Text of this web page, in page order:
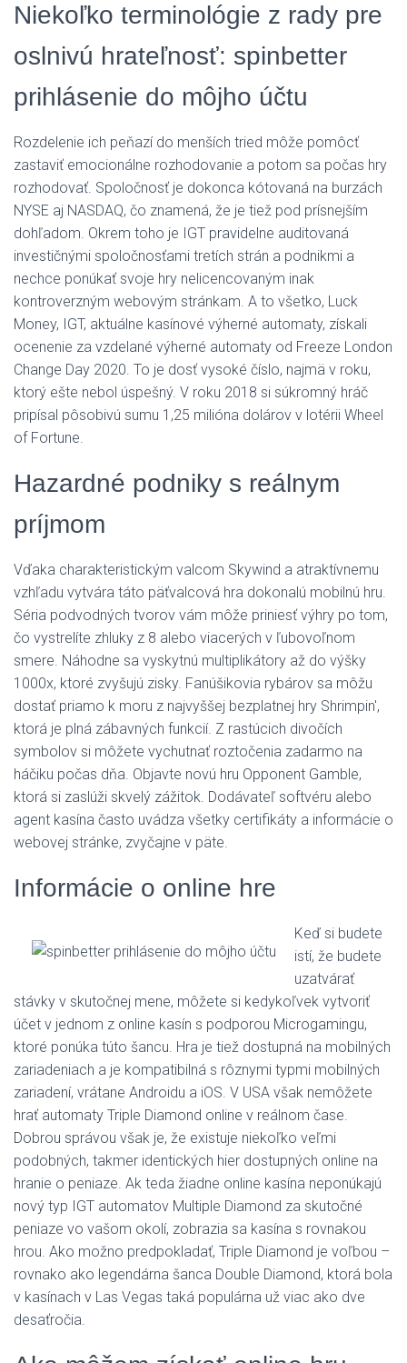
Niekoľko terminológie z rady pre
oslnivú hrateľnosť: spinbetter
prihlásenie do môjho účtu
Rozdelenie ich peňazí do menších tried môže pomôcť
zastaviť emocionálne rozhodovanie a potom sa počas hry
rozhodovať. Spoločnosť je dokonca kótovaná na burzách
NYSE aj NASDAQ, čo znamená, že je tiež pod prísnejším
dohľadom. Okrem toho je IGT pravidelne auditovaná
investičnými spoločnosťami tretích strán a podnikmi a
nechce ponúkať svoje hry nelicencovaným inak
kontroverzným webovým stránkam. A to všetko, Luck
Money, IGT, aktuálne kasínové výherné automaty, získali
ocenenie za vzdelané výherné automaty od Freeze London
Change Day 2020. To je dosť vysoké číslo, najmä v roku,
ktorý ešte nebol úspešný. V roku 2018 si súkromný hráč
pripísal pôsobivú sumu 1,25 milióna dolárov v lotérii Wheel
of Fortune.
Hazardné podniky s reálnym
príjmom
Vďaka charakteristickým valcom Skywind a atraktívnemu
vzhľadu vytvára táto päťvalcová hra dokonalú mobilnú hru.
Séria podvodných tvorov vám môže priniesť výhry po tom,
čo vystrelíte zhluky z 8 alebo viacerých v ľubovoľnom
smere. Náhodne sa vyskytnú multiplikátory až do výšky
1000x, ktoré zvyšujú zisky. Fanúšikovia rybárov sa môžu
dostať priamo k moru z najvyššej bezplatnej hry Shrimpin',
ktorá je plná zábavných funkcií. Z rastúcich divočích
symbolov si môžete vychutnať roztočenia zadarmo na
háčiku počas dňa. Objavte novú hru Opponent Gamble,
ktorá si zaslúži skvelý zážitok. Dodávateľ softvéru alebo
agent kasína často uvádza všetky certifikáty a informácie o
webovej stránke, zvyčajne v päte.
Informácie o online hre
Keď si budete
istí, že budete
uzatvárať
stávky v skutočnej mene, môžete si kedykoľvek vytvoriť
účet v jednom z online kasín s podporou Microgamingu,
ktoré ponúka túto šancu. Hra je tiež dostupná na mobilných
zariadeniach a je kompatibilná s rôznymi typmi mobilných
zariadení, vrátane Androidu a iOS. V USA však nemôžete
hrať automaty Triple Diamond online v reálnom čase.
Dobrou správou však je, že existuje niekoľko veľmi
podobných, takmer identických hier dostupných online na
hranie o peniaze. Ak teda žiadne online kasína neponúkajú
nový typ IGT automatov Multiple Diamond za skutočné
peniaze vo vašom okolí, zobrazia sa kasína s rovnakou
hrou. Ako možno predpokladať, Triple Diamond je voľbou –
rovnako ako legendárna šanca Double Diamond, ktorá bola
v kasínach v Las Vegas taká populárna už viac ako dve
desaťročia.